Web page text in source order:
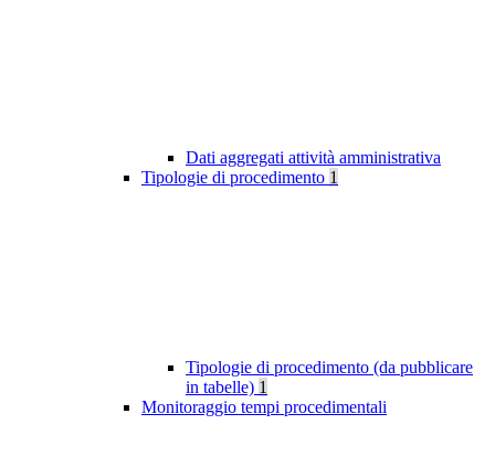
Dati aggregati attività amministrativa
Tipologie di procedimento 1
Tipologie di procedimento (da pubblicare
in tabelle) 1
Monitoraggio tempi procedimentali